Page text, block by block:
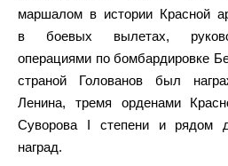
маршалом в истории Красной
в боевых вылетах,
операциями по бомбардировке
страной Голованов был
Ленина, тремя орденами
Суворова I степени и рядом
наград.